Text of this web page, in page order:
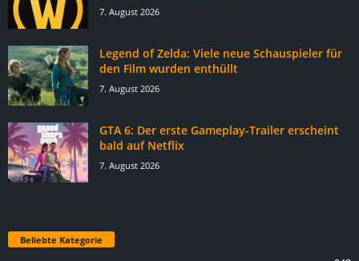
7. August 2026
Legend of Zelda: Viele neue Schauspieler für
den Film wurden enthüllt
7. August 2026
GTA 6: Der erste Gameplay-Trailer erscheint
bald auf Netflix
7. August 2026
Beliebte Kategorie